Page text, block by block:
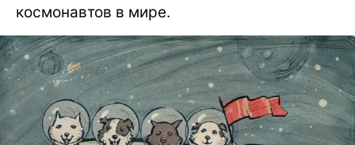
космонавтов в мире.